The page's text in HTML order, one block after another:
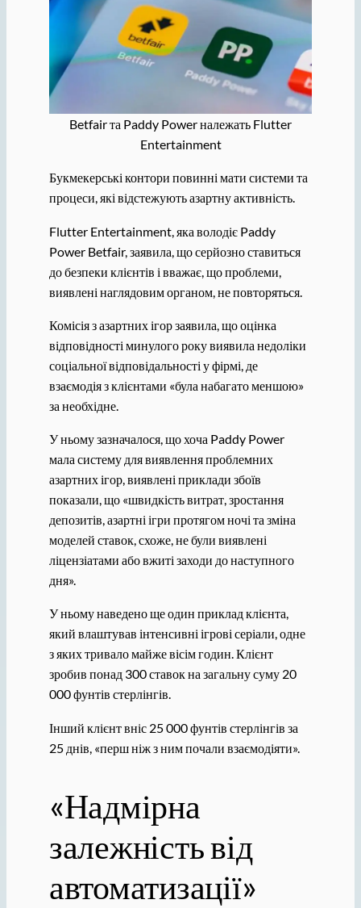
Betfair та Paddy Power належать Flutter
Entertainment
Букмекерські контори повинні мати системи та
процеси, які відстежують азартну активність.
Flutter Entertainment, яка володіє Paddy
Power Betfair, заявила, що серйозно ставиться
до безпеки клієнтів і вважає, що проблеми,
виявлені наглядовим органом, не повторяться.
Комісія з азартних ігор заявила, що оцінка
відповідності минулого року виявила недоліки
соціальної відповідальності у фірмі, де
взаємодія з клієнтами «була набагато меншою»
за необхідне.
У ньому зазначалося, що хоча Paddy Power
мала систему для виявлення проблемних
азартних ігор, виявлені приклади збоїв
показали, що «швидкість витрат, зростання
депозитів, азартні ігри протягом ночі та зміна
моделей ставок, схоже, не були виявлені
ліцензіатами або вжиті заходи до наступного
дня».
У ньому наведено ще один приклад клієнта,
який влаштував інтенсивні ігрові серіали, одне
з яких тривало майже вісім годин. Клієнт
зробив понад 300 ставок на загальну суму 20
000 фунтів стерлінгів.
Інший клієнт вніс 25 000 фунтів стерлінгів за
25 днів, «перш ніж з ним почали взаємодіяти».
«Надмірна
залежність від
автоматизації»